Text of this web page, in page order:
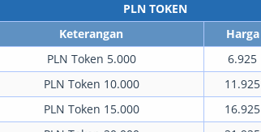
PLN TOKEN
Keterangan Harga
PLN Token 5.000 6.925
PLN Token 10.000 11.925
PLN Token 15.000 16.925